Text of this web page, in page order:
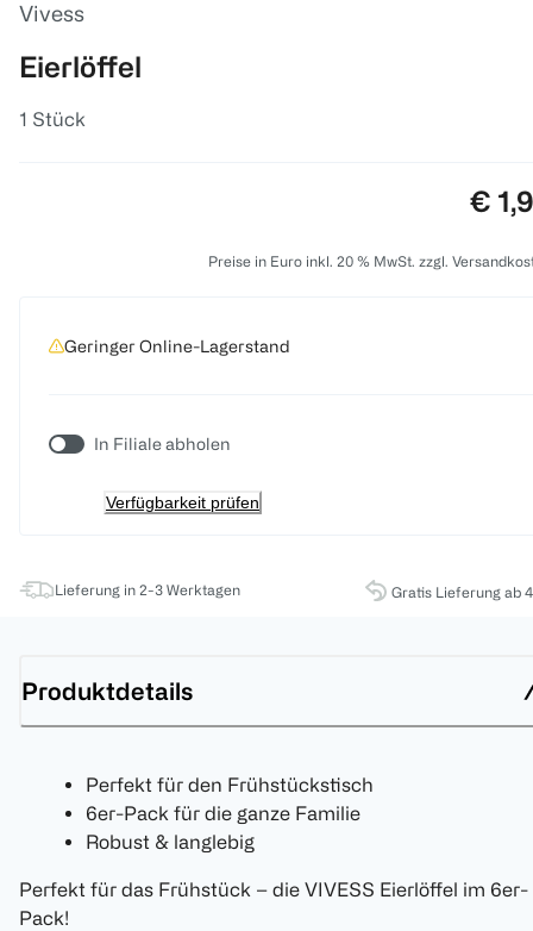
Vivess
Eierlöffel
1 Stück
€
Preise in Euro inkl. 20 % MwSt. zzgl.
Geringer Online-Lagerstand
In Filiale abholen
Verfügbarkeit prüfen
Lieferung in 2-3 Werktagen Gratis Lieferung ab
Produktdetails
Perfekt für den Frühstückstisch
6er-Pack für die ganze Familie
Robust & langlebig
Perfekt für das Frühstück – die VIVESS Eierlöffel im 6er-
Pack!